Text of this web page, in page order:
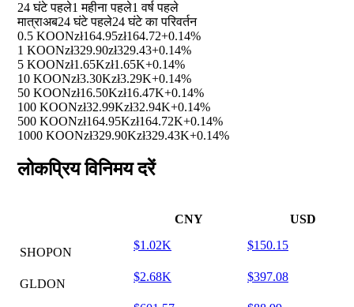
24 घंटे पहले1 महीना पहले1 वर्ष पहले
मात्राअब24 घंटे पहले24 घंटे का परिवर्तन
0.5 KOONzł164.95zł164.72+0.14%
1 KOONzł329.90zł329.43+0.14%
5 KOONzł1.65Kzł1.65K+0.14%
10 KOONzł3.30Kzł3.29K+0.14%
50 KOONzł16.50Kzł16.47K+0.14%
100 KOONzł32.99Kzł32.94K+0.14%
500 KOONzł164.95Kzł164.72K+0.14%
1000 KOONzł329.90Kzł329.43K+0.14%
लोकप्रिय विनिमय दरें
CNY USD
SHOPON
$1.02K $150.15
GLDON
$2.68K $397.08